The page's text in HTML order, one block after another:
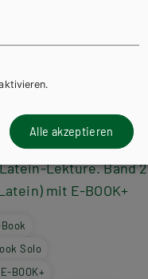
Lektüre. Band 2
mit E-BOOK+
Solo
BOOK+
Alle akzeptieren